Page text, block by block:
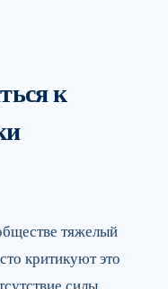
к
тяжелый
критикуют это
силы